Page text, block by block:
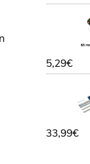
5,29€
33,99€